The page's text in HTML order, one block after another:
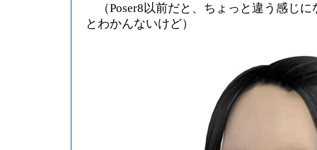
（Poser8以前だと、ちょっと違う感じ
とわかんないけど）